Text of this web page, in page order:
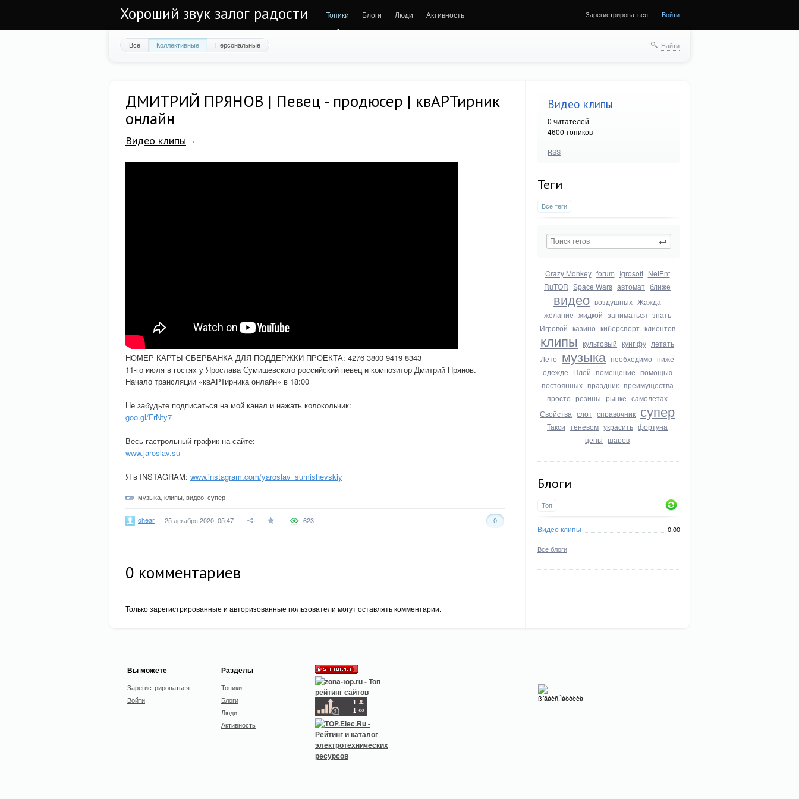
Хороший звук залог радости Топики Блоги Люди Активность Зарегистрироваться Войти
Все Коллективные Персональные Найти
Видео клипы
0 читателей
4600 топиков
RSS
Теги
Все теги
Crazy Monkey forum Igrosoft NetEnt
RuTOR Space Wars автомат ближе
видео воздушных Жажда
желание жидкой заниматься знать
Игровой казино киберспорт клиентов
клипы культовый кунг фу летать
Лето музыка необходимо ниже
одежде Плей помещение помощью
постоянных праздник преимущества
просто резины рынке самолетах
Свойства слот справочник супер
Такси теневом украсить фортуна
цены шаров
Блоги
Топ
Видео клипы 0.00
Все блоги
ДМИТРИЙ ПРЯНОВ | Певец - продюсер | квАРТирник
онлайн
Видео клипы
НОМЕР КАРТЫ СБЕРБАНКА ДЛЯ ПОДДЕРЖКИ ПРОЕКТА: 4276 3800 9419 8343
11-го июля в гостях у Ярослава Сумишевского российский певец и композитор Дмитрий Прянов.
Начало трансляции «квАРТирника онлайн» в 18:00
Не забудьте подписаться на мой канал и нажать колокольчик:
goo.gl/FrNty7
Весь гастрольный график на сайте:
www.jaroslav.su
Я в INSTAGRAM: www.instagram.com/yaroslav_sumishevskiy
музыка клипы видео супер
ohear 25 декабря 2020, 05:47 0
623
0 комментариев
Только зарегистрированные и авторизованные пользователи могут оставлять комментарии.
Вы можете
Зарегистрироваться
Войти
Разделы
Топики
Блоги
Люди
Активность